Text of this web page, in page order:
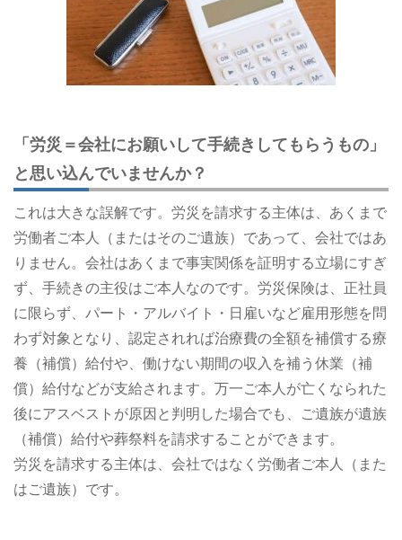
「労災＝会社にお願いして手続きしてもらうもの」
と思い込んでいませんか？
これは大きな誤解です。労災を請求する主体は、あくまで
労働者ご本人（またはそのご遺族）であって、会社ではあ
りません。会社はあくまで事実関係を証明する立場にすぎ
ず、手続きの主役はご本人なのです。労災保険は、正社員
に限らず、パート・アルバイト・日雇いなど雇用形態を問
わず対象となり、認定されれば治療費の全額を補償する療
養（補償）給付や、働けない期間の収入を補う休業（補
償）給付などが支給されます。万一ご本人が亡くなられた
後にアスベストが原因と判明した場合でも、ご遺族が遺族
（補償）給付や葬祭料を請求することができます。
労災を請求する主体は、会社ではなく労働者ご本人（また
はご遺族）です。